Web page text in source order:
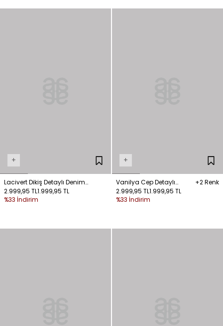
+
Lacivert Dikiş Detaylı Denim
Pantolon
2.999,95 TL1.999,95 TL
%33 İndirim
+
Vanilya Cep Detaylı
Gabardin Pantolon
+2 Renk
2.999,95 TL1.999,95 TL
%33 İndirim